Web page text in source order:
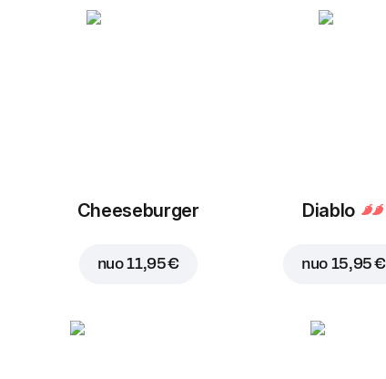
Cheeseburger
nuo11,95 €
Diablo
nuo 15,95 €